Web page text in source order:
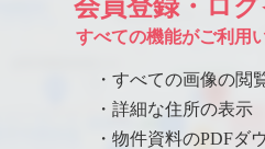
会員登録・ロ
すべての機能がご利用
・すべての画像の閲
・詳細な住所の表示
・物件資料のPDFダ